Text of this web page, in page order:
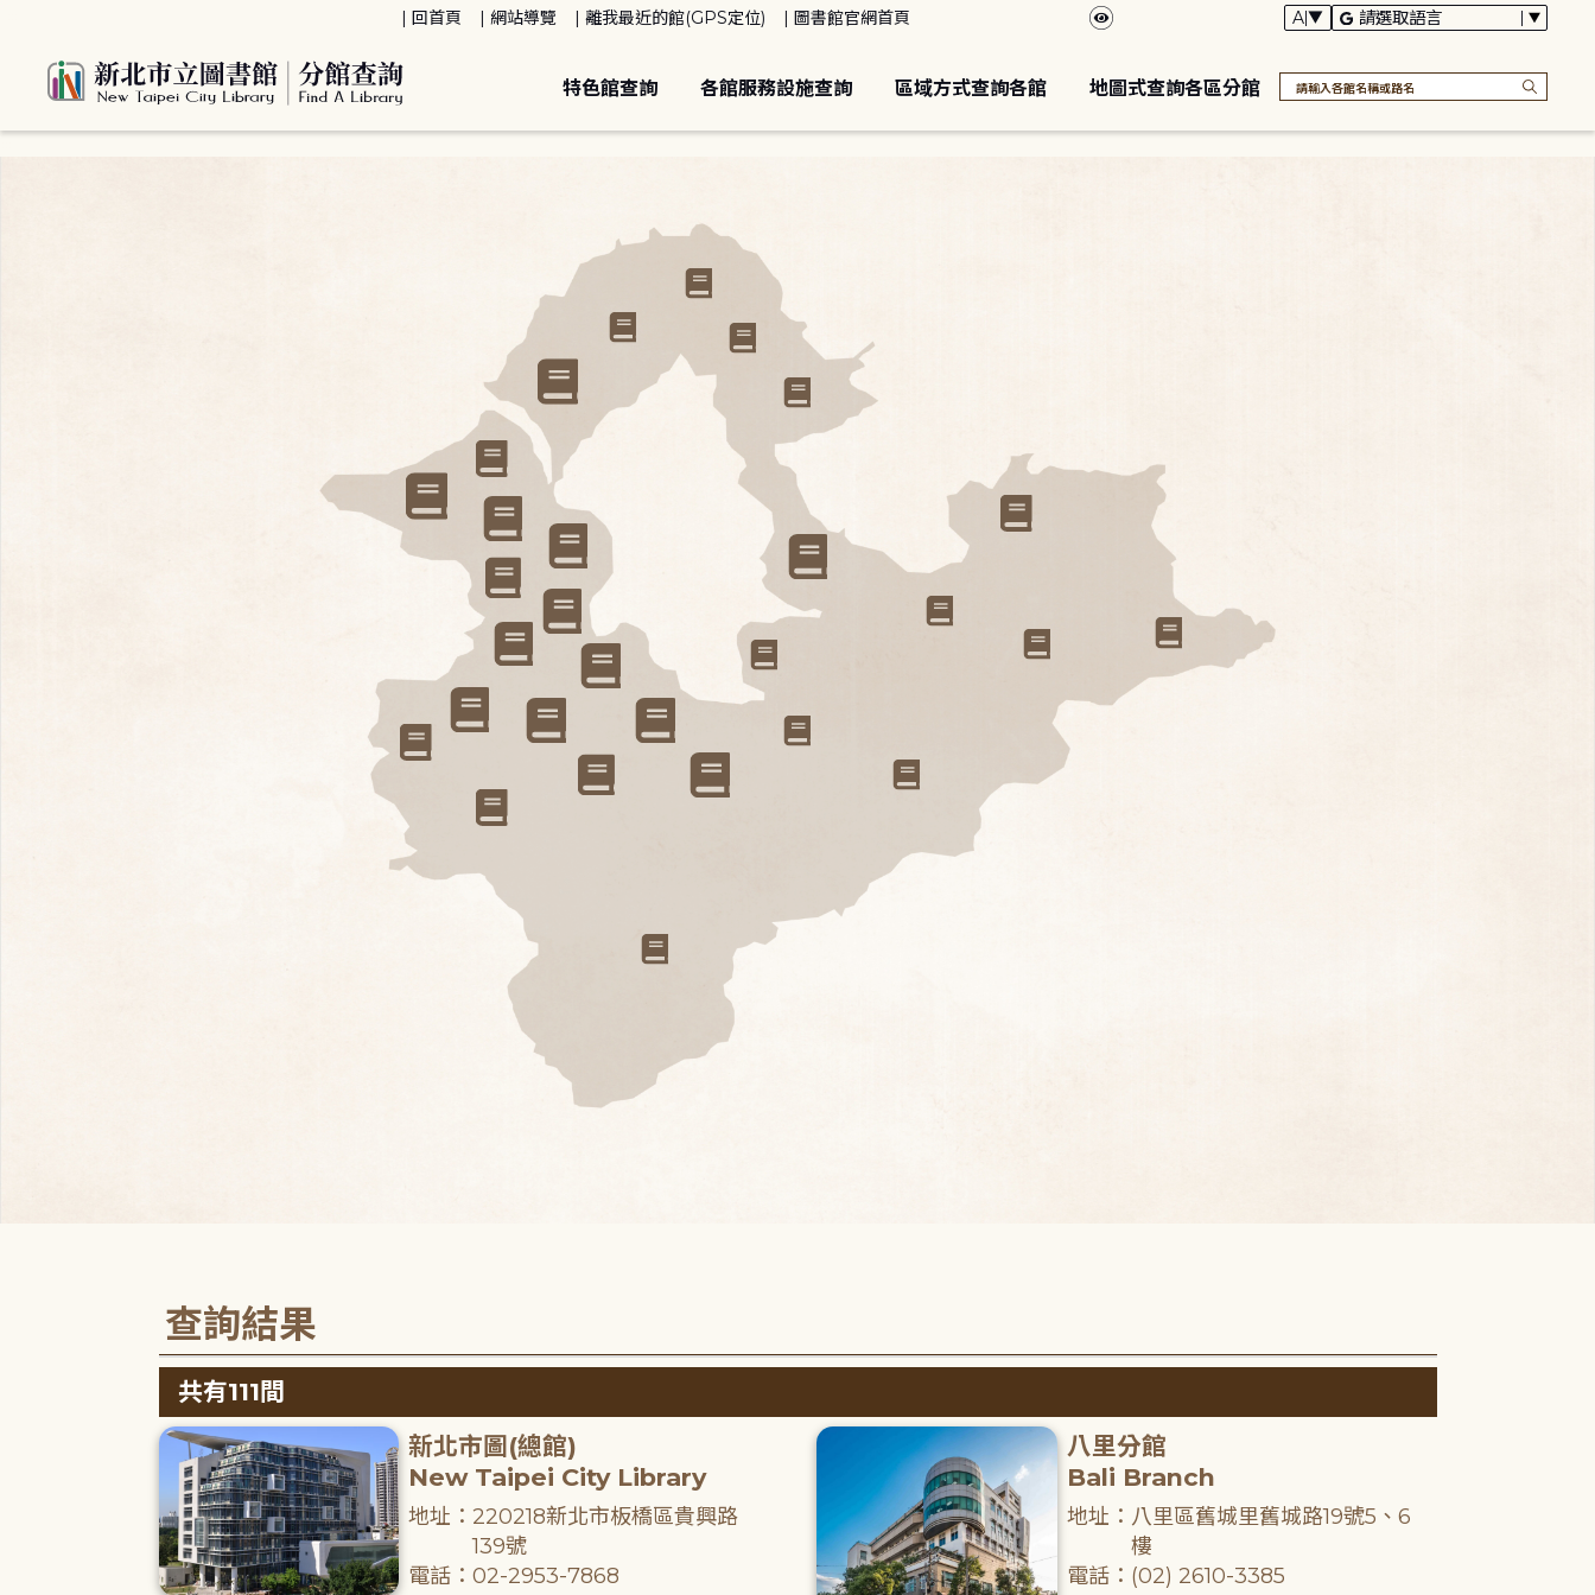
回首頁 網站導覽 離我最近的館(GPS定位) 圖書館官網首頁
特色館查詢 各館服務設施查詢 區域方式查詢各館 地圖式查詢各區分館
查詢結果
共有111間
新北市圖(總館)
New Taipei City Library
地址：220218新北市板橋區貴興路
139號
電話：02-2953-7868
八里分館
Bali Branch
地址：八里區舊城里舊城路19號5、6
樓
電話：(02) 2610-3385